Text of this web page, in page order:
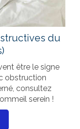
du
être le signe
obstruction
consultez
serein !